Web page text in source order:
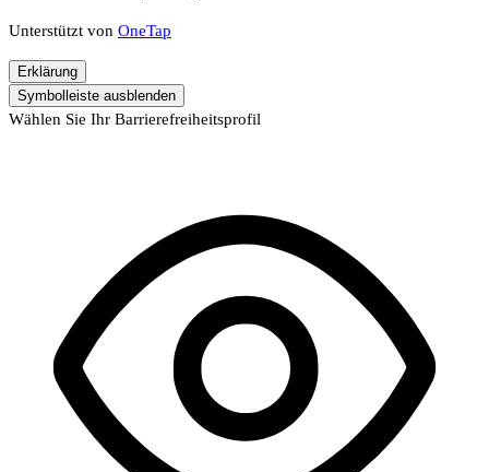
Unterstützt von OneTap
Erklärung
Symbolleiste ausblenden
Wählen Sie Ihr Barrierefreiheitsprofil